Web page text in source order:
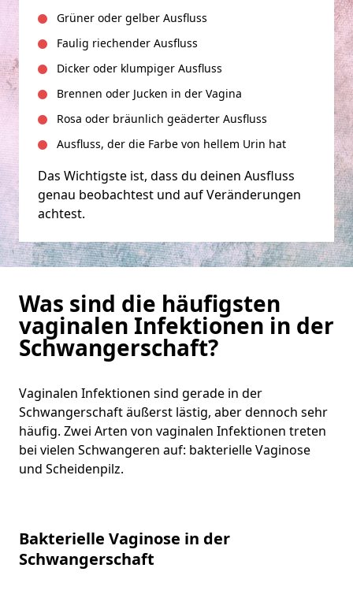
Grüner oder gelber Ausfluss
Faulig riechender Ausfluss
Dicker oder klumpiger Ausfluss
Brennen oder Jucken in der Vagina
Rosa oder bräunlich geäderter Ausfluss
Ausfluss, der die Farbe von hellem Urin hat
Das Wichtigste ist, dass du deinen Ausfluss
genau beobachtest und auf Veränderungen
achtest.
Was sind die häufigsten
vaginalen Infektionen in der
Schwangerschaft?
Vaginalen Infektionen sind gerade in der
Schwangerschaft äußerst lästig, aber dennoch sehr
häufig. Zwei Arten von vaginalen Infektionen treten
bei vielen Schwangeren auf: bakterielle Vaginose
und Scheidenpilz.
Bakterielle Vaginose in der
Schwangerschaft